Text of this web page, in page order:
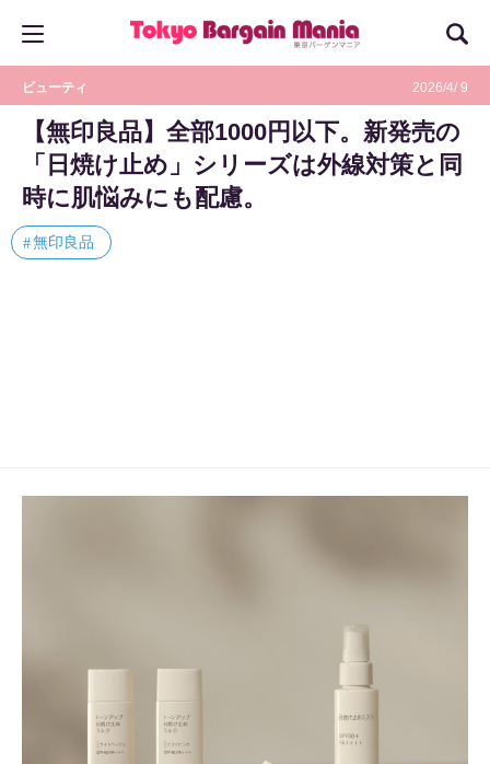
ビューティ 2026/4/ 9
【無印良品】全部1000円以下。新発売の
「日焼け止め」シリーズは外線対策と同
時に肌悩みにも配慮。
無印良品